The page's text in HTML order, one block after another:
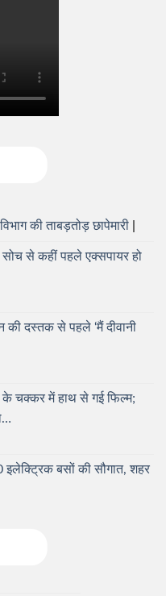
की ताबड़तोड़ छापेमारी
से कहीं पहले एक्सपायर हो
की दस्तक से पहले ‘मैं दीवानी
के चक्कर में हाथ से गई फिल्म;
इलेक्ट्रिक बसों की सौगात, शहर